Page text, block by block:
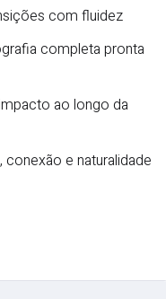
com fluidez
completa pronta
ao longo da
conexão e naturalidade